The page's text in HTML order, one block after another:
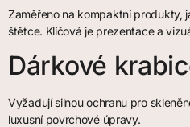
Zaměřeno na kompaktní produkty,
štětce. Klíčová je prezentace a
Dárkové
Vyžadují silnou ochranu pro
luxusní povrchové úpravy.